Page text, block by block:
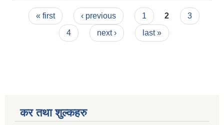
Pages
« first ‹ previous 1 2
3
4
next › last »
कर तथा शुल्कहरु